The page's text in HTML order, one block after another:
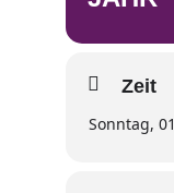
Zeit
Sonntag,